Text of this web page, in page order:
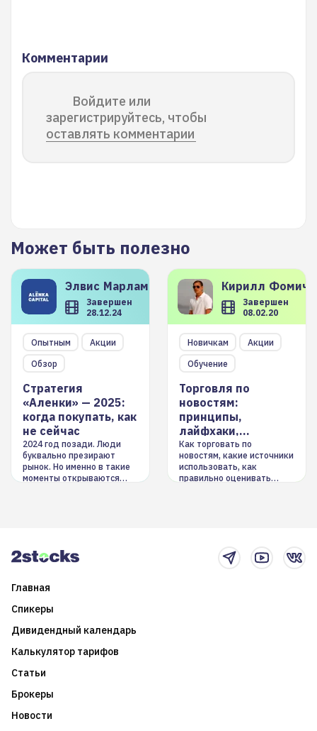
Комментарии
Войдите или
зарегистрируйтесь, чтобы
оставлять комментарии
Может быть полезно
Элвис Марламов
Завершен
28.12.24
Опытным
Акции
Обзор
Стратегия
«Аленки» — 2025:
когда покупать, как
не сейчас
2024 год позади. Люди
буквально презирают
рынок. Но именно в такие
моменты открываются
Кирилл
Завершен
08.02.20
Новичкам
Акции
Обучение
Торговля по
новостям:
принципы,
лайфхаки,
инструменты
Как торговать по
новостям, какие источники
использовать, как
правильно оценивать
Главная
Спикеры
Дивидендный календарь
Калькулятор тарифов
Статьи
Брокеры
Новости